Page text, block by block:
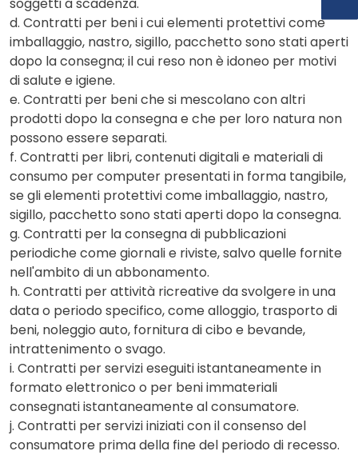
d. Contratti per beni i cui elementi protettivi come
imballaggio, nastro, sigillo, pacchetto sono stati aperti
dopo la consegna; il cui reso non è idoneo per motivi
di salute e igiene.
e. Contratti per beni che si mescolano con altri
prodotti dopo la consegna e che per loro natura non
possono essere separati.
f. Contratti per libri, contenuti digitali e materiali di
consumo per computer presentati in forma tangibile,
se gli elementi protettivi come imballaggio, nastro,
sigillo, pacchetto sono stati aperti dopo la consegna.
g. Contratti per la consegna di pubblicazioni
periodiche come giornali e riviste, salvo quelle fornite
nell'ambito di un abbonamento.
h. Contratti per attività ricreative da svolgere in una
data o periodo specifico, come alloggio, trasporto di
beni, noleggio auto, fornitura di cibo e bevande,
intrattenimento o svago.
i. Contratti per servizi eseguiti istantaneamente in
formato elettronico o per beni immateriali
consegnati istantaneamente al consumatore.
j. Contratti per servizi iniziati con il consenso del
consumatore prima della fine del periodo di recesso.